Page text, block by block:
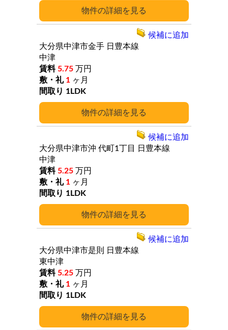
詳細
詳細
大分県中津市金手 日豊本線
中津
5.75 万円
1 ヶ月
1LDK
候補に追加
詳細
大分県中津市沖 代町1丁目
日豊本線
中津
5.25 万円
1 ヶ月
1LDK
候補に追加
詳細
大分県中津市是則
日豊本線
東中津
5.25 万円
1 ヶ月
1LDK
候補に追加